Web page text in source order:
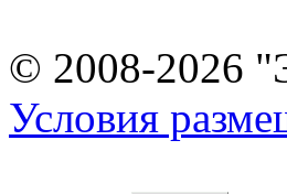
© 2008-2026
Условия